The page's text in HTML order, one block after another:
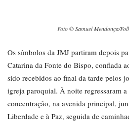
Foto © Samuel Mendonça/
Os símbolos da JMJ partiram depois
Catarina da Fonte do Bispo, confiada
sido recebidos ao final da tarde pelos
igreja paroquial. À noite regressaram
concentração, na avenida principal,
Liberdade e à Paz, seguida de